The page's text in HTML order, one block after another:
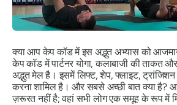
क्या आप केप कॉड में इस अद्भुत अभ्यास को
केप कॉड में पार्टनर योगा, कलाबाजी की ताकत
अद्भुत मेल है। इसमें लिफ्ट, शेप, फ्लाइट,
करना शामिल है। और सबसे अच्छी बात क्या है?
ज़रूरत नहीं है; वहां सभी लोग एक समूह के रूप में